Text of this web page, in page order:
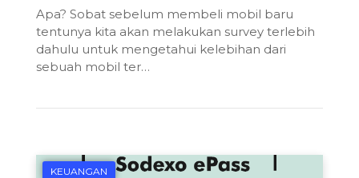
Apa? Sobat sebelum membeli mobil baru
tentunya kita akan melakukan survey terlebih
dahulu untuk mengetahui kelebihan dari
sebuah mobil ter…
KEUANGAN